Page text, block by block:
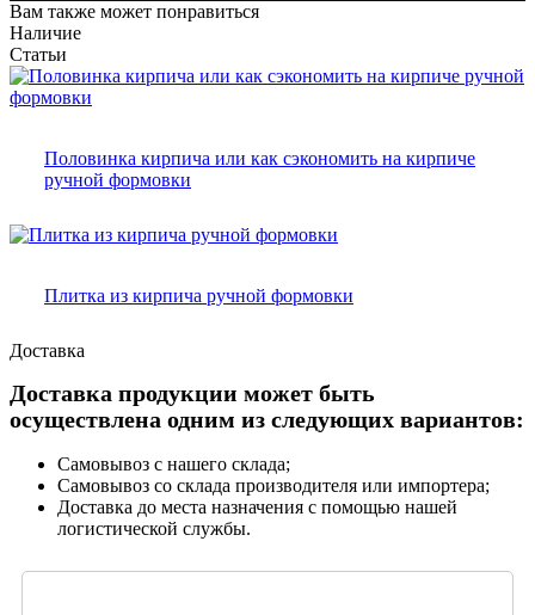
Вам также может понравиться
Наличие
Статьи
Половинка кирпича или как сэкономить на кирпиче
ручной формовки
Плитка из кирпича ручной формовки
Доставка
Доставка продукции может быть
осуществлена одним из следующих вариантов:
Самовывоз с нашего склада;
Самовывоз со склада производителя или импортера;
Доставка до места назначения с помощью нашей
логистической службы.